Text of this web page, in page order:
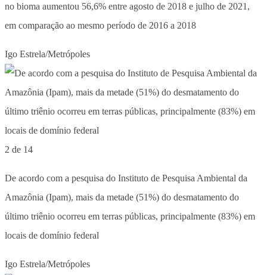
no bioma aumentou 56,6% entre agosto de 2018 e julho de 2021,
em comparação ao mesmo período de 2016 a 2018
Igo Estrela/Metrópoles
2 de 14
De acordo com a pesquisa do Instituto de Pesquisa Ambiental da
Amazônia (Ipam), mais da metade (51%) do desmatamento do
último triênio ocorreu em terras públicas, principalmente (83%) em
locais de domínio federal
Igo Estrela/Metrópoles